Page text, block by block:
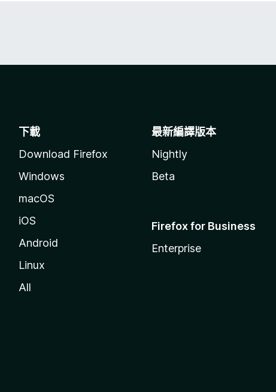
下載
Download Firefox
Windows
macOS
iOS
Android
Linux
All
最新編譯版本
Nightly
Beta
Firefox for Business
Enterprise